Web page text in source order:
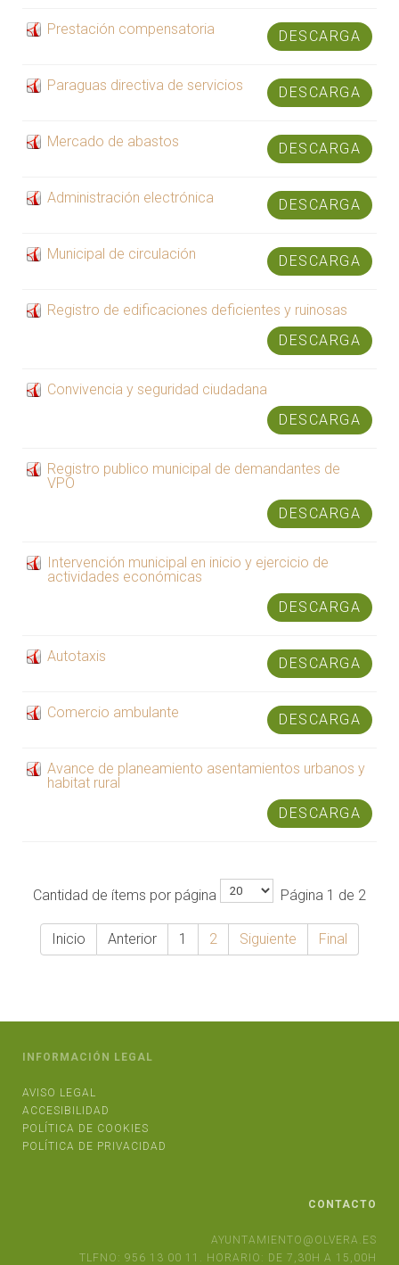
Prestación compensatoria DESCARGA
Paraguas directiva de servicios DESCARGA
Mercado de abastos DESCARGA
Administración electrónica DESCARGA
Municipal de circulación DESCARGA
Registro de edificaciones deficientes y ruinosas
DESCARGA
Convivencia y seguridad ciudadana
DESCARGA
Registro publico municipal de demandantes de
VPO
DESCARGA
Intervención municipal en inicio y ejercicio de
actividades económicas
DESCARGA
Autotaxis DESCARGA
Comercio ambulante DESCARGA
Avance de planeamiento asentamientos urbanos y
habitat rural
DESCARGA
Cantidad de ítems por página Página 1 de 2
Inicio Anterior 1 2 Siguiente Final
INFORMACIÓN LEGAL
AVISO LEGAL
ACCESIBILIDAD
POLÍTICA DE COOKIES
POLÍTICA DE PRIVACIDAD
CONTACTO
AYUNTAMIENTO@OLVERA.ES
TLFNO: 956 13 00 11. HORARIO: DE 7,30H A 15,00H